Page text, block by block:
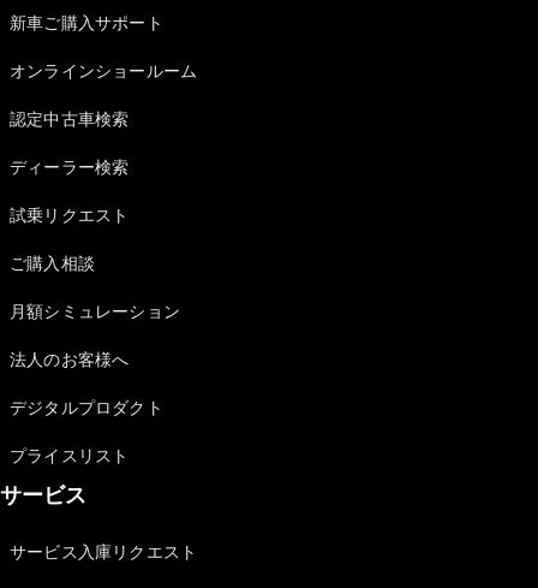
ショールー
ム
認定中古車
検索
フェア・イ
ベント キャ
ンペーン
ファイナン
ローン)
様へ
新車ご購入サポート
オンラインショールーム
認定中古車検索
ディーラー検索
試乗リクエスト
ご購入相談
月額シミュレーション
法人のお客様へ
デジタルプロダクト
プライスリスト
サービス
サービス入庫リクエスト